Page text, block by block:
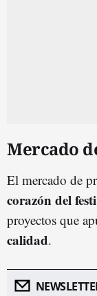
Mercado
El mercado de
corazón del
proyectos que
calidad.